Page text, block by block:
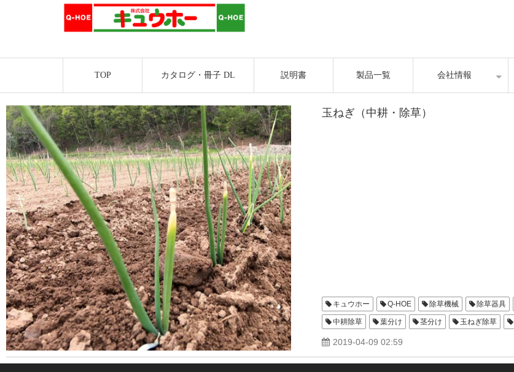
TOP カタログ・冊子 DL 説明書 製品一覧 会社情報
玉ねぎ（中耕・除草）
キュウホー Q-HOE 除草機械 除草器具
中耕除草 葉分け 茎分け 玉ねぎ除草
ゴロださん 玉輪
玉助
2019-04-09 02:59